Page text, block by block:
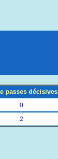
passes décisives
0
2